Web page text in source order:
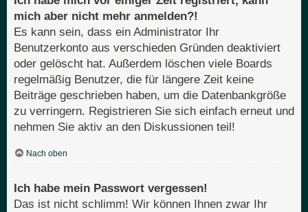
mich aber nicht mehr anmelden?!
Es kann sein, dass ein Administrator Ihr
Benutzerkonto aus verschieden Gründen deaktiviert
oder gelöscht hat. Außerdem löschen viele Boards
regelmäßig Benutzer, die für längere Zeit keine
Beiträge geschrieben haben, um die Datenbankgröße
zu verringern. Registrieren Sie sich einfach erneut und
nehmen Sie aktiv an den Diskussionen teil!
Nach oben
Ich habe mein Passwort vergessen!
Das ist nicht schlimm! Wir können Ihnen zwar Ihr